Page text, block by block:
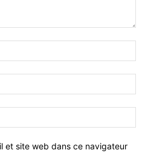
et site web dans ce navigateur